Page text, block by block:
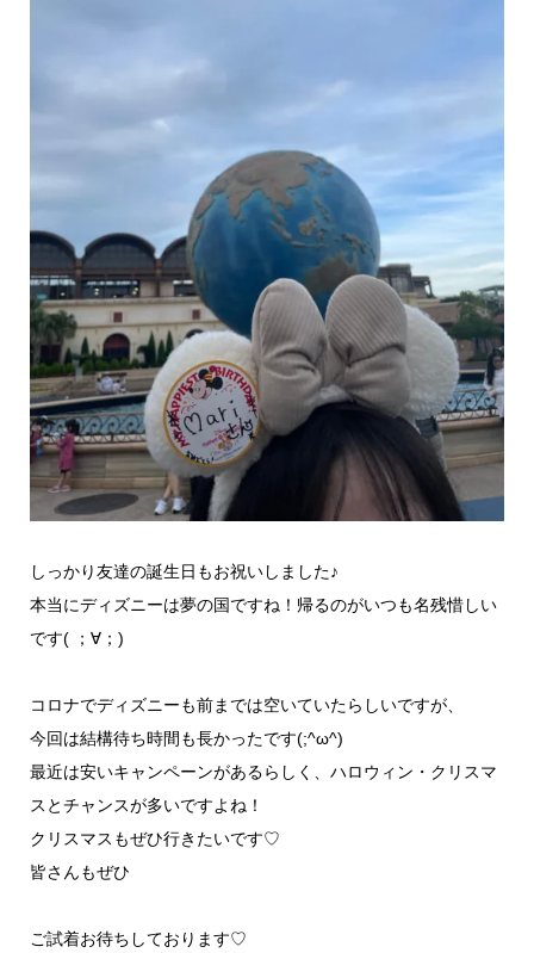
しっかり友達の誕生日もお祝いしました♪
本当にディズニーは夢の国ですね！帰るのがいつも名残惜しい
です( ；∀；)
コロナでディズニーも前までは空いていたらしいですが、
今回は結構待ち時間も長かったです(;^ω^)
最近は安いキャンペーンがあるらしく、ハロウィン・クリスマ
スとチャンスが多いですよね！
クリスマスもぜひ行きたいです♡
皆さんもぜひ
ご試着お待ちしております♡